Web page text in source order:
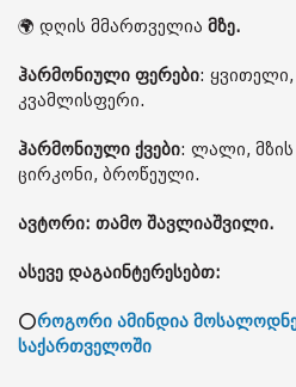
🌍 დღის მმართველია მზე.
ჰარმონიული ფერები:
კვამლისფერი.
ჰარმონიული ქვები: ლალი, მზის
ცირკონი, ბროწეული.
ავტორი: თამო შავლიაშვილი.
ასევე დაგაინტერესებთ:
⭕როგორი ამინდია
საქართველოში